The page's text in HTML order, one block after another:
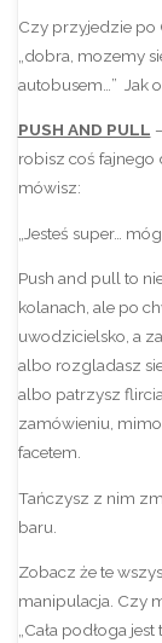
Czy przyjedzie po
„dobra, mozemy
autobusem…” Jak
PUSH AND PULL
robisz coś fajnego
mówisz:
„Jesteś super…
Push and pull to
kolanach, ale po
uwodzicielsko, a
albo rozgladasz
albo patrzysz
zamówieniu,
facetem.
Tańczysz z nim
baru.
Zobacz że te
manipulacja. Czy
„Cała podłoga